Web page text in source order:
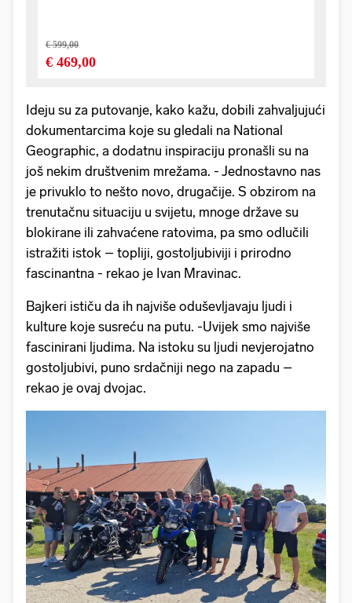
Ideju su za putovanje, kako kažu, dobili zahvaljujući
dokumentarcima koje su gledali na National
Geographic, a dodatnu inspiraciju pronašli su na
još nekim društvenim mrežama. - Jednostavno nas
je privuklo to nešto novo, drugačije. S obzirom na
trenutačnu situaciju u svijetu, mnoge države su
blokirane ili zahvaćene ratovima, pa smo odlučili
istražiti istok – topliji, gostoljubiviji i prirodno
fascinantna - rekao je Ivan Mravinac.
Bajkeri ističu da ih najviše oduševljavaju ljudi i
kulture koje susreću na putu. -Uvijek smo najviše
fascinirani ljudima. Na istoku su ljudi nevjerojatno
gostoljubivi, puno srdačniji nego na zapadu –
rekao je ovaj dvojac.